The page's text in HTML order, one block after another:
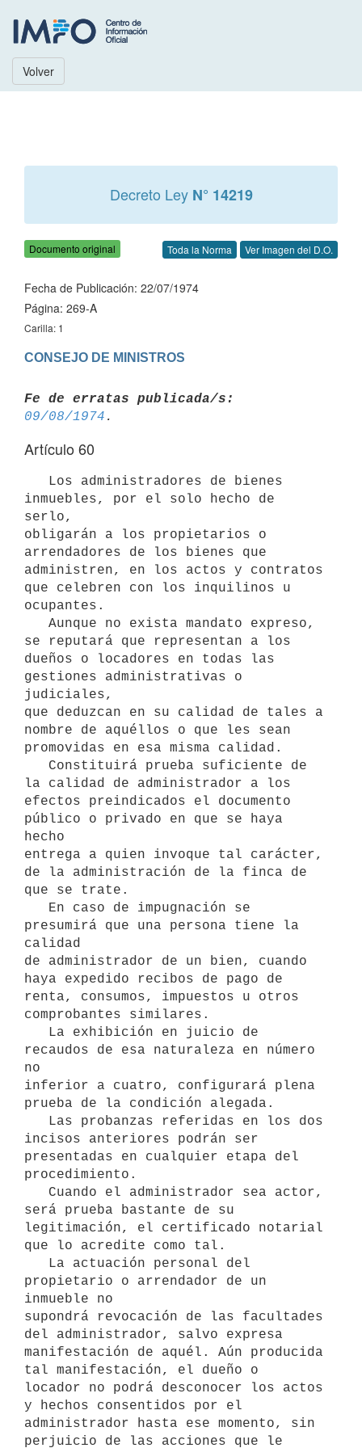
Volver
Decreto Ley N° 14219
Documento original Toda la Norma Ver Imagen del D.O.
Fecha de Publicación: 22/07/1974
Página: 269-A
Carilla: 1
CONSEJO DE MINISTROS
Fe de erratas publicada/s:
09/08/1974
Artículo 60
inmuebles, por el solo hecho de
serlo,
obligarán a los propietarios o
arrendadores de los bienes que
administren, en los actos y contratos
que celebren con los inquilinos u
ocupantes.
se reputará que representan a los
dueños o locadores en todas las
gestiones administrativas o
judiciales,
que deduzcan en su calidad de tales a
nombre de aquéllos o que les sean
promovidas en esa misma calidad.
la calidad de administrador a los
efectos preindicados el documento
público o privado en que se haya
hecho
entrega a quien invoque tal carácter,
de la administración de la finca de
que se trate.
presumirá que una persona tiene la
calidad
de administrador de un bien, cuando
haya expedido recibos de pago de
renta, consumos, impuestos u otros
comprobantes similares.
recaudos de esa naturaleza en número
no
inferior a cuatro, configurará plena
prueba de la condición alegada.
incisos anteriores podrán ser
presentadas en cualquier etapa del
procedimiento.
será prueba bastante de su
legitimación, el certificado notarial
que lo acredite como tal.
propietario o arrendador de un
inmueble no
supondrá revocación de las facultades
del administrador, salvo expresa
manifestación de aquél. Aún producida
tal manifestación, el dueño o
locador no podrá desconocer los actos
y hechos consentidos por el
administrador hasta ese momento, sin
perjuicio de las acciones que le